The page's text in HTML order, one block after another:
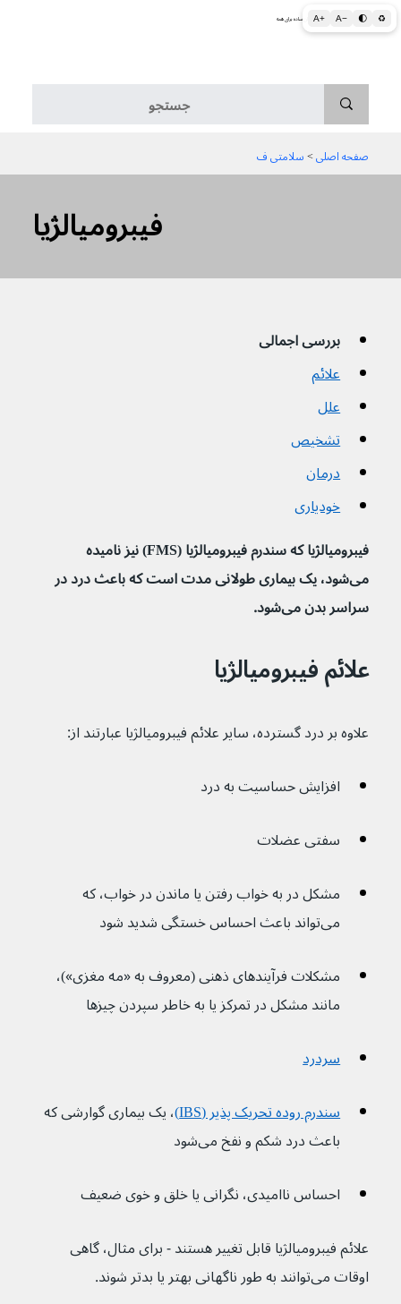
A+ A− 🌓 ♻ اطلاعات پزشکی و بهداشتی به زبان ساده برای همه
صفحه اصلی > سلامتی ف
فیبرومیالژیا
بررسی اجمالی
علائم
علل
تشخیص
درمان
خودیاری
فیبرومیالژیا که سندرم فیبرومیالژیا (FMS) نیز نامیده
می‌شود، یک بیماری طولانی مدت است که باعث درد در
سراسر بدن می‌شود.
علائم فیبرومیالژیا
علاوه بر درد گسترده، سایر علائم فیبرومیالژیا عبارتند از:
افزایش حساسیت به درد
سفتی عضلات
مشکل در به خواب رفتن یا ماندن در خواب، که
می‌تواند باعث احساس خستگی شدید شود
مشکلات فرآیندهای ذهنی (معروف به «مه مغزی»)،
مانند مشکل در تمرکز یا به خاطر سپردن چیزها
سردرد
سندرم روده تحریک پذیر (IBS)
، یک بیماری گوارشی که
باعث درد شکم و نفخ می‌شود
احساس ناامیدی، نگرانی یا خلق و خوی ضعیف
علائم فیبرومیالژیا قابل تغییر هستند - برای مثال، گاهی
اوقات می‌توانند به طور ناگهانی بهتر یا بدتر شوند.